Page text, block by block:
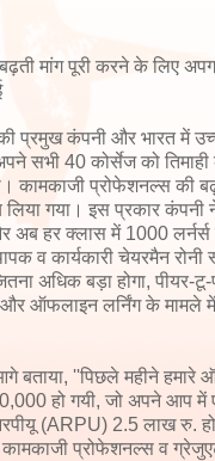
मांग पूरी करने के लिए
प्रमुख कंपनी और भारत में
सभी 40 कोर्सेज को
कामकाजी प्रोफेशनल्‍स की
लिया गया। इस प्रकार कंपनी
अब हर क्लास में 1000 लर्नर्स
व कार्यकारी चेयरमैन रोनी
अधिक बड़ा होगा, पीयर-टू-
ऑफलाइन लर्निंग के मामले
बताया, ''पिछले महीने हमारे
हो गयी, जो अपने आप में
(ARPU) 2.5 लाख रु. हो
कामकाजी प्रोफेशनल्स व